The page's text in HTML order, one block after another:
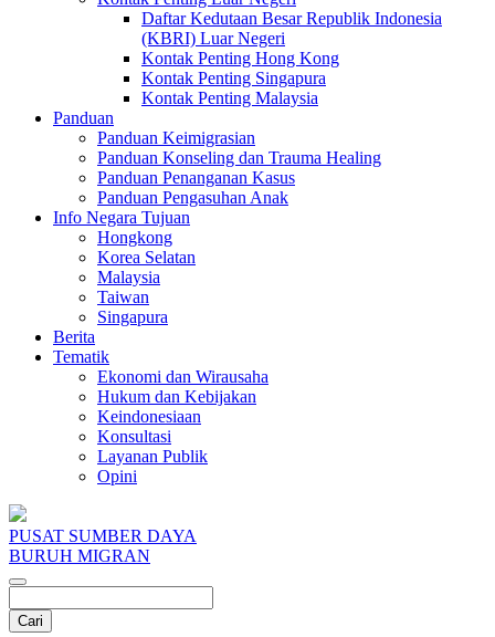
Daftar Kedutaan Besar Republik Indonesia
(KBRI) Luar Negeri
Kontak Penting Hong Kong
Kontak Penting Singapura
Kontak Penting Malaysia
Panduan
Panduan Keimigrasian
Panduan Konseling dan Trauma Healing
Panduan Penanganan Kasus
Panduan Pengasuhan Anak
Info Negara Tujuan
Hongkong
Korea Selatan
Malaysia
Taiwan
Singapura
Berita
Tematik
Ekonomi dan Wirausaha
Hukum dan Kebijakan
Keindonesiaan
Konsultasi
Layanan Publik
Opini
PUSAT SUMBER DAYA
BURUH MIGRAN